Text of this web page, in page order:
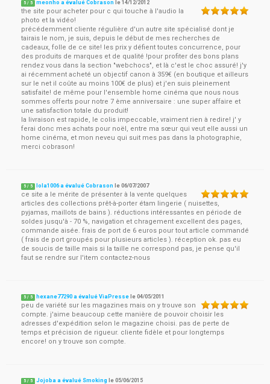
5 / 5 meonho a évalué Cobrason le14/12/2012
the site pour acheter pour c qui touche à l'audio la
photo et la vidéo!
précédemment cliente régulière d'un autre site spécialisé dont je
tairais le nom, je suis, depuis le début de mes recherches de
cadeaux, folle de ce site! les prix y défient toutes concurrence, pour
des produits de marques et de qualité !pour profiter des bons plans
rendez vous dans la section "webchocs", et là c'est le choc assuré! j'y
ai récemment acheté un objectif canon à 359€ (en boutique et ailleurs
sur le net il coûte au moins 100€ de plus) et j'en suis pleinement
satisfaite! de même pour l'ensemble home cinéma que nous nous
sommes offerts pour notre 7 ème anniversaire : une super affaire et
une satisfaction totale du produit!
la livraison est rapide, le colis impeccable, vraiment rien à redire! j' y
ferai donc mes achats pour noël, entre ma sœur qui veut elle aussi un
home cinéma, et mon neveu qui suit mes pas dans la photographie,
merci cobrason!
5 / 5 lola1006 a évalué Cobrason le06/07/2007
ce site a le mérite de présenter à la vente quelques
articles des collections prêt-à-porter étam lingerie ( nuisettes,
pyjamas, maillots de bains ). réductions intéressantes en période de
soldes jusqu'à - 70 %, navigation et chragement excellent des pages,
commande aisée. frais de port de 6 euros pour tout article commandé
( frais de port groupés pour plusieurs articles ). réception ok. pas eu
de soucis de taille mais si la taille ne correspond pas, je pense qu'il
faut se rendre sur l'item contactez-nous
5 / 5 hexane77290 a évalué ViaPresse le04/05/2011
peu de variété sur les magazines mais on y trouve son
compte. j'aime beaucoup cette manière de pouvoir choisir les
adresses d'expédition selon le magazine choisi. pas de perte de
temps et précision de rigueur. cliente fidèle et pour longtemps
encore! on y trouve son compte.
5 / 5 Jojoba a évalué Smoking le05/06/2015